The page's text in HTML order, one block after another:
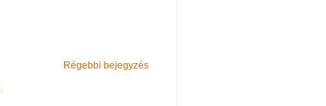
Régebbi bejegyzés